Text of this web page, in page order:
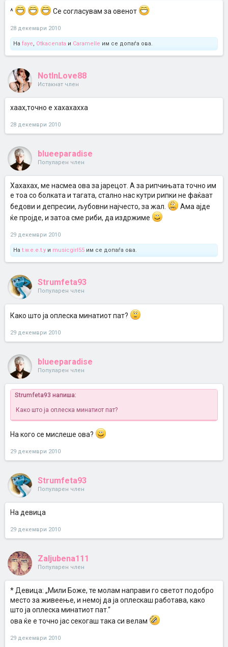
^ Се согласувам за овенот
28 декември 2010
На faye, Otkacenata и Caramelle им се допаѓа ова.
NotInLove88
Истакнат член
хаах,точно е хахахахха
28 декември 2010
blueeparadise
Популарен член
Хахахах, ме насмеа ова за јарецот. А за рипчињата точно им
е тоа со болката и тагата, стално нас кутри рипки не фаќаат
бедови и депресии, љубовни најчесто, за жал.
Ама ајде
ќе пројде, и затоа сме риби, да издржиме
29 декември 2010
На t.w.e.e.t.y и musicgirl55 им се допаѓа ова.
Strumfeta93
Популарен член
Како што ја оплеска минатиот пат?
29 декември 2010
blueeparadise
Популарен член
Strumfeta93 напиша:
Како што ја оплеска минатиот пат?
На кого се мислеше ова?
29 декември 2010
Strumfeta93
Популарен член
На девица
29 декември 2010
Zaljubena111
Популарен член
* Девица: „Мили Боже, те молам направи го светот подобро
место за живеење, и немој да ја оплескаш работава, како
што ја оплеска минатиот пат.“
ова ќе е точно јас секогаш така си велам
29 декември 2010